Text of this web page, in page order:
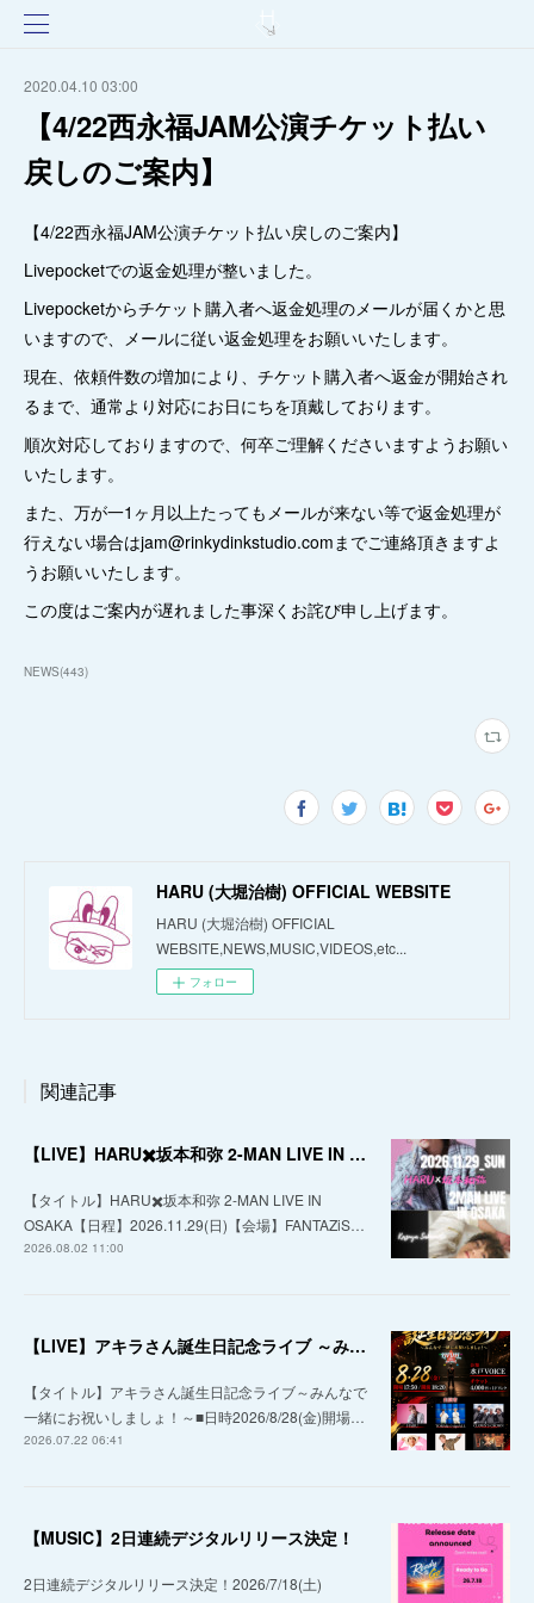
2020.04.10 03:00
【4/22西永福JAM公演チケット払い
戻しのご案内】
【4/22西永福JAM公演チケット払い戻しのご案内】
Livepocketでの返金処理が整いました。
Livepocketからチケット購入者へ返金処理のメールが届くかと思
いますので、メールに従い返金処理をお願いいたします。
現在、依頼件数の増加により、チケット購入者へ返金が開始され
るまで、通常より対応にお日にちを頂戴しております。
順次対応しておりますので、何卒ご理解くださいますようお願い
いたします。
また、万が一1ヶ月以上たってもメールが来ない等で返金処理が
行えない場合はjam@rinkydinkstudio.comまでご連絡頂きますよ
うお願いいたします。
この度はご案内が遅れました事深くお詫び申し上げます。
NEWS(443)
HARU (大堀治樹) OFFICIAL WEBSITE
HARU (大堀治樹) OFFICIAL
WEBSITE,NEWS,MUSIC,VIDEOS,etc...
フォロー
関連記事
【LIVE】HARU✖️坂本和弥 2-MAN LIVE IN OSAKA
【タイトル】HARU✖️坂本和弥 2-MAN LIVE IN
OSAKA【日程】2026.11.29(日)【会場】FANTAZiS…
2026.08.02 11:00
【LIVE】アキラさん誕生日記念ライブ ～みんなで一緒にお祝いしましょ！～
【タイトル】アキラさん誕生日記念ライブ～みんなで
一緒にお祝いしましょ！～■日時2026/8/28(金)開場…
2026.07.22 06:41
【MUSIC】2日連続デジタルリリース決定！
2日連続デジタルリリース決定！2026/7/18(土)